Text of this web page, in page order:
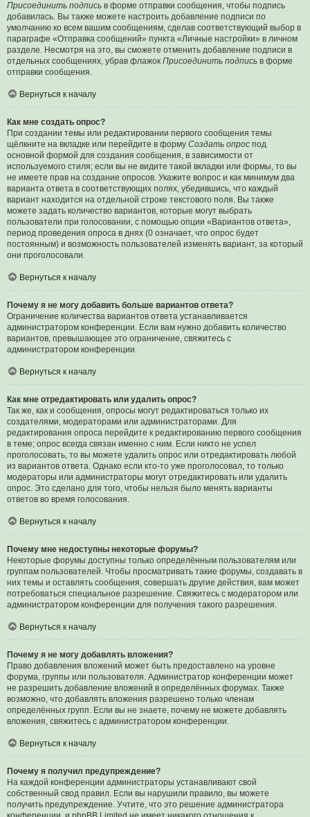
Присоединить подпись в форме отправки сообщения, чтобы подпись
добавилась. Вы также можете настроить добавление подписи по
умолчанию ко всем вашим сообщениям, сделав соответствующий выбор в
параграфе «Отправка сообщений» пункта «Личные настройки» в личном
разделе. Несмотря на это, вы сможете отменить добавление подписи в
отдельных сообщениях, убрав флажок Присоединить подпись в форме
отправки сообщения.
Вернуться к началу
Как мне создать опрос?
При создании темы или редактировании первого сообщения темы
щёлкните на вкладке или перейдите в форму Создать опрос под
основной формой для создания сообщения, в зависимости от
используемого стиля; если вы не видите такой вкладки или формы, то вы
не имеете прав на создание опросов. Укажите вопрос и как минимум два
варианта ответа в соответствующих полях, убедившись, что каждый
вариант находится на отдельной строке текстового поля. Вы также
можете задать количество вариантов, которые могут выбрать
пользователи при голосовании, с помощью опции «Вариантов ответа»,
период проведения опроса в днях (0 означает, что опрос будет
постоянным) и возможность пользователей изменять вариант, за который
они проголосовали.
Вернуться к началу
Почему я не могу добавить больше вариантов ответа?
Ограничение количества вариантов ответа устанавливается
администратором конференции. Если вам нужно добавить количество
вариантов, превышающее это ограничение, свяжитесь с
администратором конференции.
Вернуться к началу
Как мне отредактировать или удалить опрос?
Так же, как и сообщения, опросы могут редактироваться только их
создателями, модераторами или администраторами. Для
редактирования опроса перейдите к редактированию первого сообщения
в теме; опрос всегда связан именно с ним. Если никто не успел
проголосовать, то вы можете удалить опрос или отредактировать любой
из вариантов ответа. Однако если кто-то уже проголосовал, то только
модераторы или администраторы могут отредактировать или удалить
опрос. Это сделано для того, чтобы нельзя было менять варианты
ответов во время голосования.
Вернуться к началу
Почему мне недоступны некоторые форумы?
Некоторые форумы доступны только определённым пользователям или
группам пользователей. Чтобы просматривать такие форумы, создавать в
них темы и оставлять сообщения, совершать другие действия, вам может
потребоваться специальное разрешение. Свяжитесь с модератором или
администратором конференции для получения такого разрешения.
Вернуться к началу
Почему я не могу добавлять вложения?
Право добавления вложений может быть предоставлено на уровне
форума, группы или пользователя. Администратор конференции может
не разрешить добавление вложений в определённых форумах. Также
возможно, что добавлять вложения разрешено только членам
определённых групп. Если вы не знаете, почему не можете добавлять
вложения, свяжитесь с администратором конференции.
Вернуться к началу
Почему я получил предупреждение?
На каждой конференции администраторы устанавливают свой
собственный свод правил. Если вы нарушили правило, вы можете
получить предупреждение. Учтите, что это решение администратора